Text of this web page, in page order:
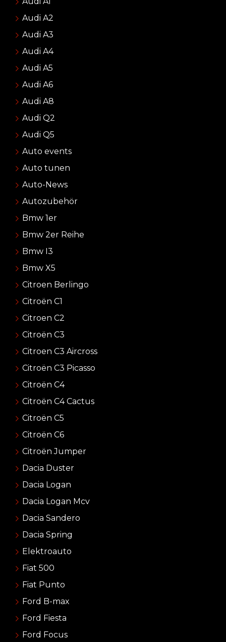
Audi A2
Audi A3
Audi A4
Audi A5
Audi A6
Audi A8
Audi Q2
Audi Q5
Auto events
Auto tunen
Auto-News
Autozubehör
Bmw 1er
Bmw 2er Reihe
Bmw I3
Bmw X5
Citroen Berlingo
Citroën C1
Citroen C2
Citroën C3
Citroen C3 Aircross
Citroën C3 Picasso
Citroën C4
Citroën C4 Cactus
Citroën C5
Citroën C6
Citroën Jumper
Dacia Duster
Dacia Logan
Dacia Logan Mcv
Dacia Sandero
Dacia Spring
Elektroauto
Fiat 500
Fiat Punto
Ford B-max
Ford Fiesta
Ford Focus